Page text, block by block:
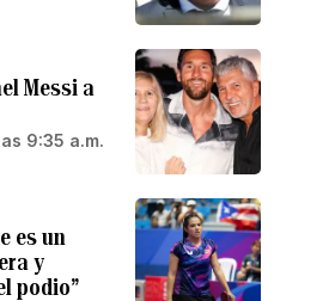
Messi a
9:35 a.m.
es un
y
podio”